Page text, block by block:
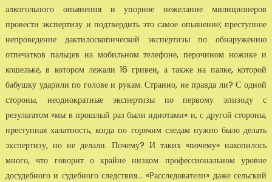
алкогольного опьянения и упорное нежелание милиционеров
провести экспертизу и подтвердить это самое опьянение; преступное
непроведение дактилоскопической экспертизы по обнаружению
отпечатков пальцев на мобильном телефоне, перочином ножике и
кошельке, в котором лежали 16 гривен, а также на палке, которой
бабушку ударили по голове и рукам. Странно, не правда ли? С одной
стороны, неоднократные экспертизы по первому эпизоду с
результатом «мы в прошлый раз были идиотами» и, с другой стороны,
преступная халатность, когда по горячим следам нужно было делать
экспертизу, но не делали. Почему? И таких «почему» накопилось
много, что говорит о крайне низком профессиональном уровне
досудебного и судебного следствия... «Расследователи» даже сельский